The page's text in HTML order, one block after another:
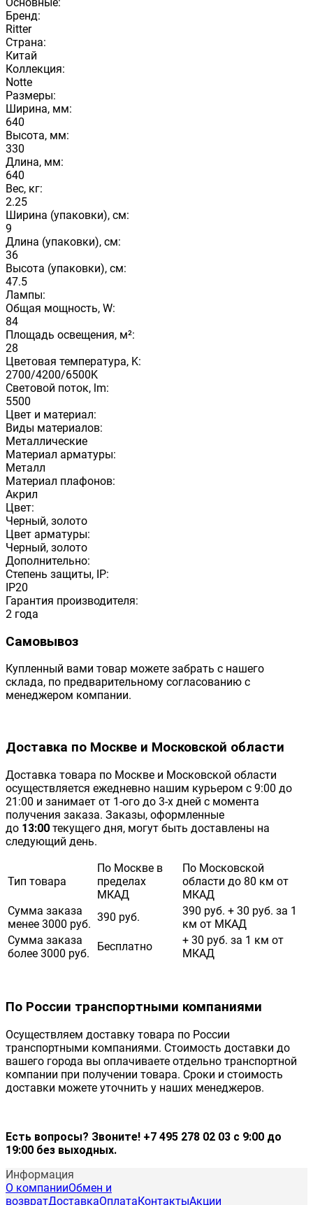
Бренд:
Ritter
Страна:
Китай
Коллекция:
Notte
Размеры:
Ширина, мм:
640
Высота, мм:
330
Длина, мм:
640
Вес, кг:
2.25
Ширина (упаковки), см:
9
Длина (упаковки), см:
36
Высота (упаковки), см:
47.5
Лампы:
Общая мощность, W:
84
Площадь освещения, м²:
28
Цветовая температура, K:
2700/4200/6500K
Световой поток, lm:
5500
Цвет и материал:
Виды материалов:
Металлические
Материал арматуры:
Металл
Материал плафонов:
Акрил
Цвет:
Черный, золото
Цвет арматуры:
Черный, золото
Дополнительно:
Степень защиты, IP:
IP20
Гарантия производителя:
2 года
Самовывоз
Купленный вами товар можете забрать с нашего
склада, по предварительному согласованию с
менеджером компании.
Доставка по Москве и Московской области
Доставка товара по Москве и Московской области
осуществляется ежедневно нашим курьером с 9:00 до
21:00 и занимает от 1-ого до 3-х дней с момента
получения заказа. Заказы, оформленные
до 13:00 текущего дня, могут быть доставлены на
следующий день.
Тип товара
По Москве в
пределах
МКАД
По Московской
области до 80 км от
МКАД
Сумма заказа
менее 3000 руб.
390 руб.
390 руб. + 30 руб. за 1
км от МКАД
Сумма заказа
более 3000 руб.
Бесплатно
+ 30 руб. за 1 км от
МКАД
По России транспортными компаниями
Осуществляем доставку товара по России
транспортными компаниями. Стоимость доставки до
вашего города вы оплачиваете отдельно транспортной
компании при получении товара. Сроки и стоимость
доставки можете уточнить у наших менеджеров.
Есть вопросы? Звоните! +7 495 278 02 03 с 9:00 до
19:00 без выходных.
Информация
О компанииОбмен и
возвратДоставкаОплата КонтактыАкции